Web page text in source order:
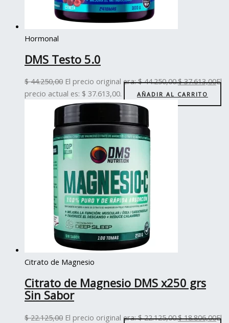
Hormonal
DMS Testo 5.0
$44.250,00 El precio original era: $ 44.250,00.$37.613,00El
precio actual es: $ 37.613,00.
AÑADIR AL CARRITO
Citrato de Magnesio
Citrato de Magnesio DMS x250 grs
Sin Sabor
$22.125,00 El precio original era: $ 22.125,00.$18.806,00El